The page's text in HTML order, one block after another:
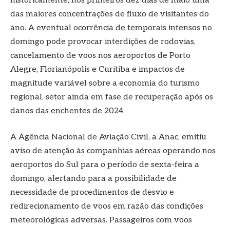
das maiores concentrações de fluxo de visitantes do
ano. A eventual ocorrência de temporais intensos no
domingo pode provocar interdições de rodovias,
cancelamento de voos nos aeroportos de Porto
Alegre, Florianópolis e Curitiba e impactos de
magnitude variável sobre a economia do turismo
regional, setor ainda em fase de recuperação após os
danos das enchentes de 2024.
A Agência Nacional de Aviação Civil, a Anac, emitiu
aviso de atenção às companhias aéreas operando nos
aeroportos do Sul para o período de sexta-feira a
domingo, alertando para a possibilidade de
necessidade de procedimentos de desvio e
redirecionamento de voos em razão das condições
meteorológicas adversas. Passageiros com voos